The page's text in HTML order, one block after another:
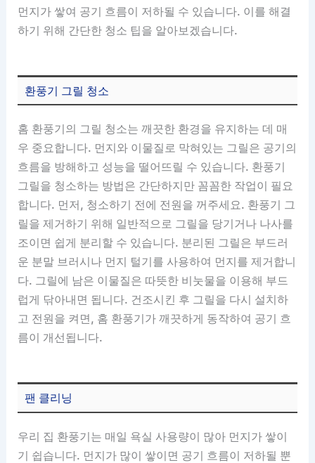
먼지가 쌓여 공기 흐름이 저하될 수 있습니다. 이를 해결
하기 위해 간단한 청소 팁을 알아보겠습니다.
환풍기 그릴 청소
홈 환풍기의 그릴 청소는 깨끗한 환경을 유지하는 데 매
우 중요합니다. 먼지와 이물질로 막혀있는 그릴은 공기의
흐름을 방해하고 성능을 떨어뜨릴 수 있습니다. 환풍기
그릴을 청소하는 방법은 간단하지만 꼼꼼한 작업이 필요
합니다. 먼저, 청소하기 전에 전원을 꺼주세요. 환풍기 그
릴을 제거하기 위해 일반적으로 그릴을 당기거나 나사를
조이면 쉽게 분리할 수 있습니다. 분리된 그릴은 부드러
운 분말 브러시나 먼지 털기를 사용하여 먼지를 제거합니
다. 그릴에 남은 이물질은 따뜻한 비눗물을 이용해 부드
럽게 닦아내면 됩니다. 건조시킨 후 그릴을 다시 설치하
고 전원을 켜면, 홈 환풍기가 깨끗하게 동작하여 공기 흐
름이 개선됩니다.
팬 클리닝
우리 집 환풍기는 매일 욕실 사용량이 많아 먼지가 쌓이
기 쉽습니다. 먼지가 많이 쌓이면 공기 흐름이 저하될 뿐